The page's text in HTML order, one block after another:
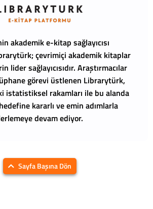
akademik e-kitap sağlayıcısı
çevrimiçi akademik kitaplar
lider sağlayıcısıdır. Araştırmacılar
görevi üstlenen Librarytürk,
istatistiksel rakamları ile bu alanda
kararlı ve emin adımlarla
devam ediyor.
Sayfa Başına Dön